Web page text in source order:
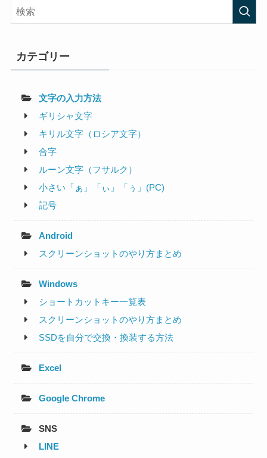
カテゴリー
文字の入力方法
ギリシャ文字
キリル文字（ロシア文字）
合字
ルーン文字（フサルク）
小さい「ぁ」「ぃ」「ぅ」(PC)
記号
Android
スクリーンショットのやり方まとめ
Windows
ショートカットキー一覧表
スクリーンショットのやり方まとめ
SSDを自分で交換・換装する方法
Excel
Google Chrome
SNS
LINE